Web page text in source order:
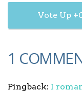
1
Pingback: I